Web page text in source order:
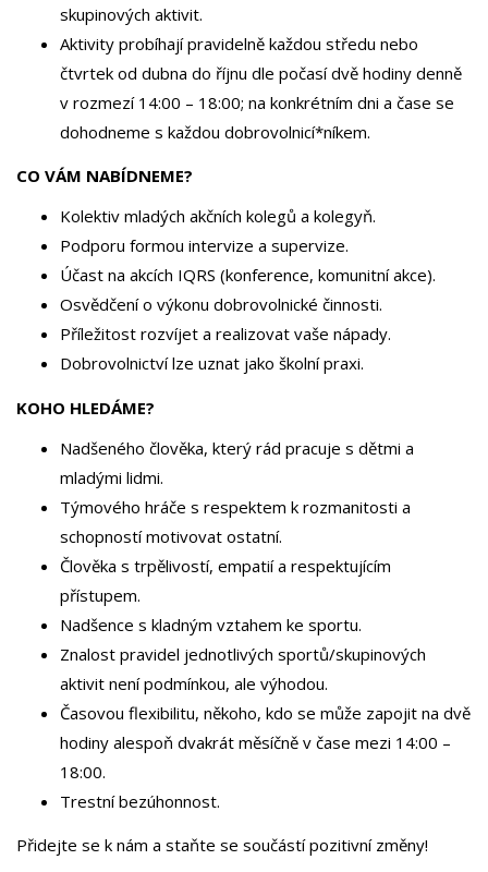
skupinových aktivit.
Aktivity probíhají pravidelně každou středu nebo
čtvrtek od dubna do říjnu dle počasí dvě hodiny denně
v rozmezí 14:00 – 18:00; na konkrétním dni a čase se
dohodneme s každou dobrovolnicí*níkem.
CO VÁM NABÍDNEME?
Kolektiv mladých akčních kolegů a kolegyň.
Podporu formou intervize a supervize.
Účast na akcích IQRS (konference, komunitní akce).
Osvědčení o výkonu dobrovolnické činnosti.
Příležitost rozvíjet a realizovat vaše nápady.
Dobrovolnictví lze uznat jako školní praxi.
KOHO HLEDÁME?
Nadšeného člověka, který rád pracuje s dětmi a
mladými lidmi.
Týmového hráče s respektem k rozmanitosti a
schopností motivovat ostatní.
Člověka s trpělivostí, empatií a respektujícím
přístupem.
Nadšence s kladným vztahem ke sportu.
Znalost pravidel jednotlivých sportů/skupinových
aktivit není podmínkou, ale výhodou.
Časovou flexibilitu, někoho, kdo se může zapojit na dvě
hodiny alespoň dvakrát měsíčně v čase mezi 14:00 –
18:00.
Trestní bezúhonnost.
Přidejte se k nám a staňte se součástí pozitivní změny!